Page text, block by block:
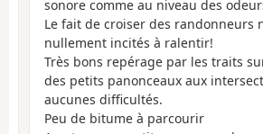
sonore comme au niveau des
Le fait de croiser des randonneurs
nullement incités à ralentir!
Très bons repérage par les traits
des petits panonceaux aux
aucunes difficultés.
Peu de bitume à parcourir